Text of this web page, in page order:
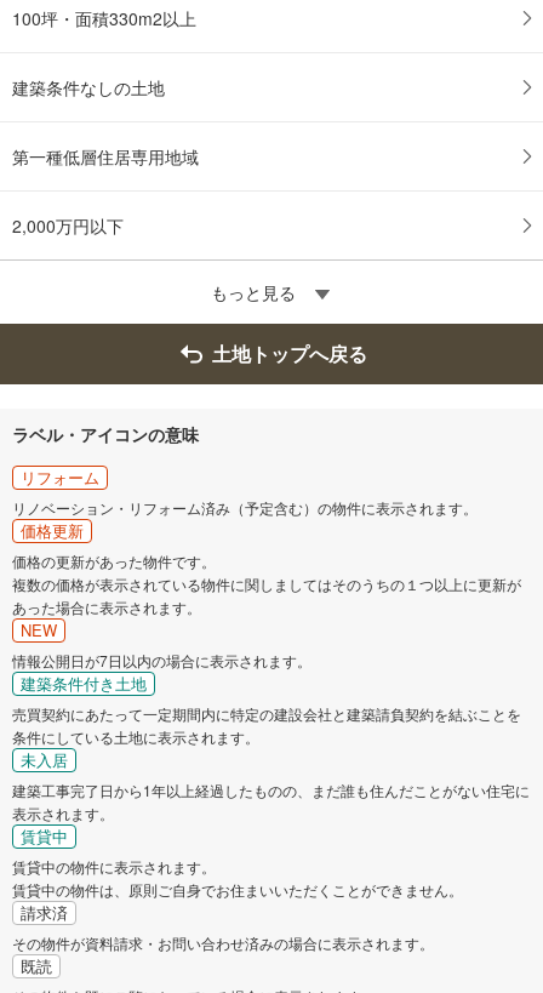
100坪・面積330m2以上
建築条件なしの土地
第一種低層住居専用地域
2,000万円以下
もっと見る
土地トップへ戻る
ラベル・アイコンの意味
リフォーム
リノベーション・リフォーム済み（予定含む）の物件に表示されます。
価格更新
価格の更新があった物件です。
複数の価格が表示されている物件に関しましてはそのうちの１つ以上に更新が
あった場合に表示されます。
NEW
情報公開日が7日以内の場合に表示されます。
建築条件付き土地
売買契約にあたって一定期間内に特定の建設会社と建築請負契約を結ぶことを
条件にしている土地に表示されます。
未入居
建築工事完了日から1年以上経過したものの、まだ誰も住んだことがない住宅に
表示されます。
賃貸中
賃貸中の物件に表示されます。
賃貸中の物件は、原則ご自身でお住まいいただくことができません。
請求済
その物件が資料請求・お問い合わせ済みの場合に表示されます。
既読